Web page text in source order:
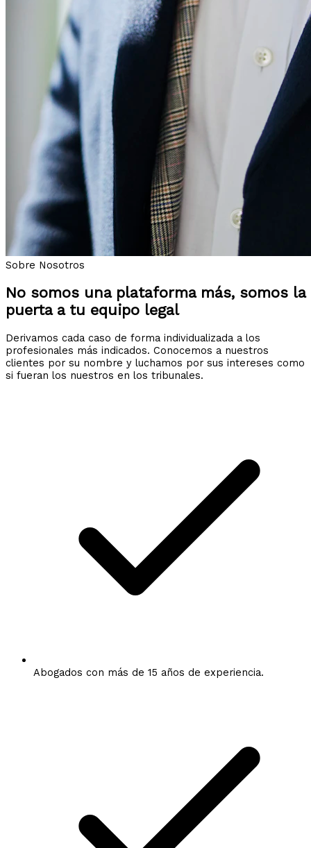
Sobre Nosotros
No somos una plataforma más, somos la
puerta a tu equipo legal
Derivamos cada caso de forma individualizada a los
profesionales más indicados. Conocemos a nuestros
clientes por su nombre y luchamos por sus intereses como
si fueran los nuestros en los tribunales.
Abogados con más de 15 años de experiencia.